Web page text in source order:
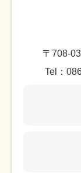
〒708-
Tel：